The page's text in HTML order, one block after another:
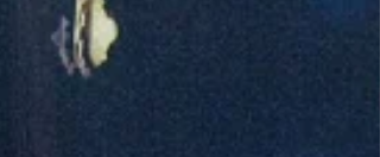
「クルマが電源に！電気の力で地域をもっと元気
に！」をテーマに、クルマからの給電を活用した
冷たい「かき氷」の販売や、炊き立て米の試食、
そして自慢の「窪野米」の販売を行います。 【愛